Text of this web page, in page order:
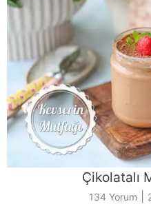
Çikolatalı
134 Yorum